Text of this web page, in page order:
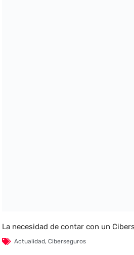
La necesidad de contar con un
Actualidad,Ciberseguros